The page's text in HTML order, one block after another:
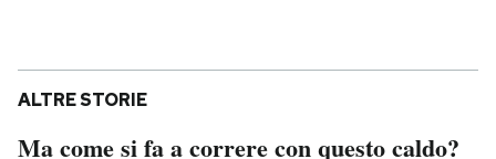
ALTRE STORIE
Ma come si fa a correre con questo caldo?